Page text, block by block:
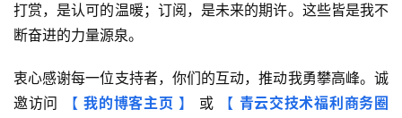
打赏，是认可的温暖；订阅，是未来的期许。这些皆是我不
断奋进的力量源泉。
衷心感谢每一位支持者，你们的互动，推动我勇攀高峰。诚
邀访问
【 我的博客主页 】 或 【 青云交技术福利商务圈